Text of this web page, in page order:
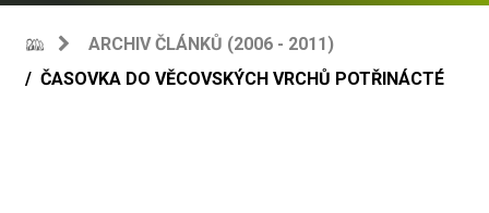
ARCHIV ČLÁNKŮ (2006 - 2011)
ČASOVKA DO VĚCOVSKÝCH VRCHŮ POTŘINÁCTÉ